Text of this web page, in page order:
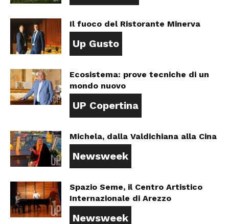
Il fuoco del Ristorante Minerva
Up Gusto
Ecosistema: prove tecniche di un
mondo nuovo
UP Copertina
Michela, dalla Valdichiana alla Cina
Newsweek
Spazio Seme, il Centro Artistico
Internazionale di Arezzo
Newsweek